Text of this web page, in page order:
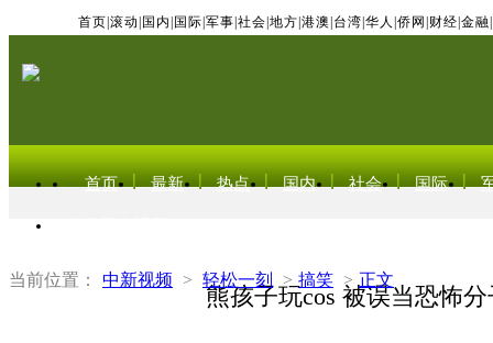
首页 滚动 国内 国际 军事 社会 地方 港澳 台湾 华人 侨网 财经 金融
首页 最新 热点 国内 社会 国际
当前位置： 中新视频 > 轻松一刻 > 搞笑 > 正文
熊孩子玩cos 被误当恐怖分